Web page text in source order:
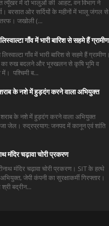
त्यूँखर में दो भालुओं की आहट, वन विभाग ने
बरसात ओर सर्दियों के महीनों में भालू जंगल से
तरफ। जखोली (...
गाँव में भारी बारिश से सहमे हैं ग्रामीण
गाँव में भारी बारिश से सहमे हैं
का रुख बदलने और भूस्खलन से कृषि भूमि व
पश्चिमी ब...
के नशे में हुड़दंग करने वाला अभियुक्त
के नशे में हुड़दंग करने वाला अभियुक्त
जेल। रुद्रप्रयाग: जनपद में कानून एवं शांति
मंदिर चढ़ावा चोरी प्रकरण
मंदिर चढ़ावा चोरी प्रकरण। SIT के हत्थे
जेपी कंपनी का सुरक्षाकर्मी गिरफ्तार।
श्री बद्रीन...